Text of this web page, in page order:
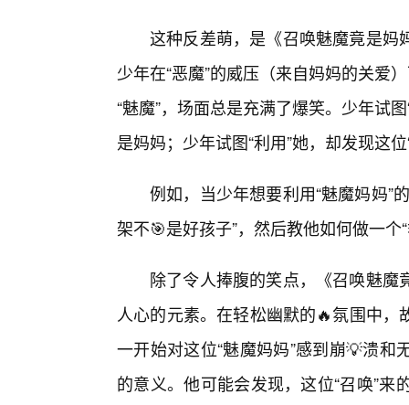
这种反差萌，是《召唤魅魔竟是妈
少年在“恶魔”的威压（来自妈妈的关爱
“魅魔”，场面总是充满了爆笑。少年试
是妈妈；少年试图“利用”她，却发现这
例如，当少年想要利用“魅魔妈妈”
架不🎯是好孩子”，然后教他如何做一个
除了令人捧腹的笑点，《召唤魅
人心的元素。在轻松幽默的🔥氛围中
一开始对这位“魅魔妈妈”感到崩💡溃
的意义。他可能会发现，这位“召唤”